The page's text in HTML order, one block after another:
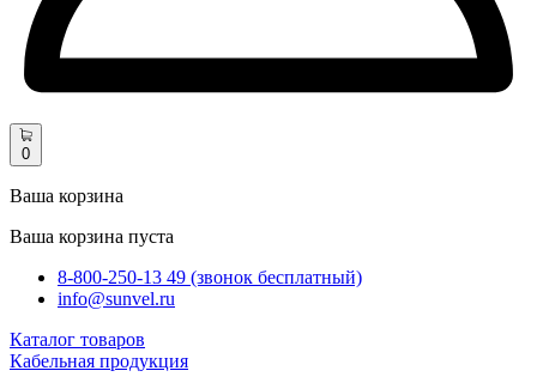
0
Ваша корзина
Ваша корзина пуста
8-800-250-13 49 (звонок бесплатный)
info@sunvel.ru
Каталог товаров
Кабельная продукция